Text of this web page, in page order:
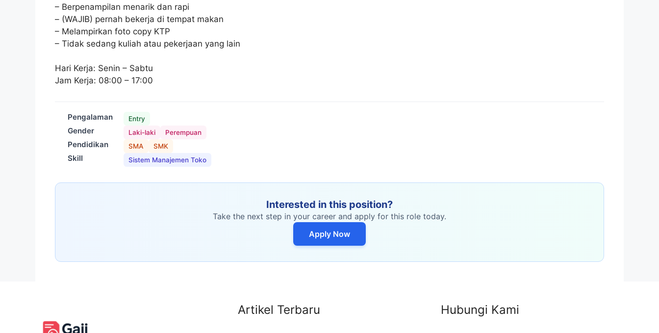
– Berpenampilan menarik dan rapi
– (WAJIB) pernah bekerja di tempat makan
– Melampirkan foto copy KTP
– Tidak sedang kuliah atau pekerjaan yang lain
Hari Kerja: Senin – Sabtu
Jam Kerja: 08:00 – 17:00
Pengalaman Entry
Gender Laki-laki Perempuan
Pendidikan SMA SMK
Skill Sistem Manajemen Toko
Interested in this position?
Take the next step in your career and apply for this role today.
Apply Now
Artikel Terbaru Hubungi Kami